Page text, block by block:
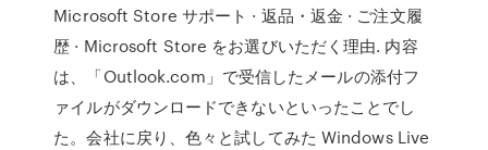
Microsoft Store サポート · 返品・返金 · ご注文履
歴 · Microsoft Store をお選びいただく理由. 内容
は、「Outlook.com」で受信したメールの添付フ
ァイルがダウンロードできないといったことでし
た。会社に戻り、色々と試してみた Windows Live